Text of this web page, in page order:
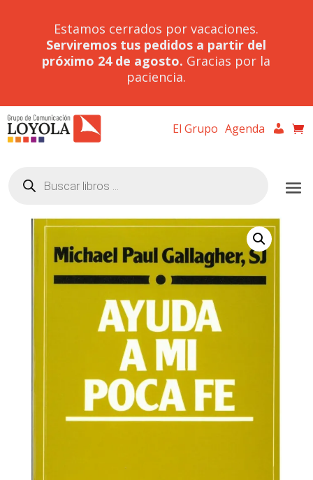
Estamos cerrados por vacaciones.
Serviremos tus pedidos a partir del
próximo 24 de agosto. Gracias por la
paciencia.
El Grupo Agenda
productos